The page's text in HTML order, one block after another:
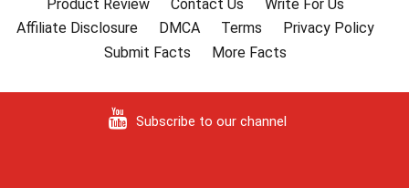
Product Review
Contact Us
Write For Us
Affiliate Disclosure
DMCA Terms
Privacy Policy
Submit Facts
More Facts
Subscribe to our channel